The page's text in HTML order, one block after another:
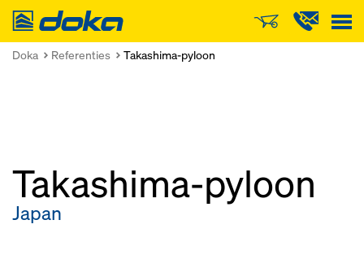
Doka
Doka Referenties Takashima-pyloon
Takashima-pyloon
Japan